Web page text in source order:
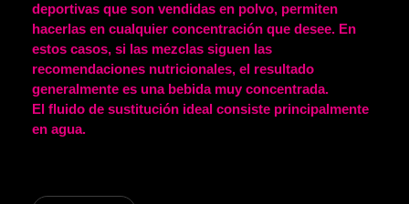
deportivas que son vendidas en polvo, permiten
hacerlas en cualquier concentración que desee. En
estos casos, si las mezclas siguen las
recomendaciones nutricionales, el resultado
generalmente es una bebida muy concentrada.
El fluido de sustitución ideal consiste principalmente
en agua.